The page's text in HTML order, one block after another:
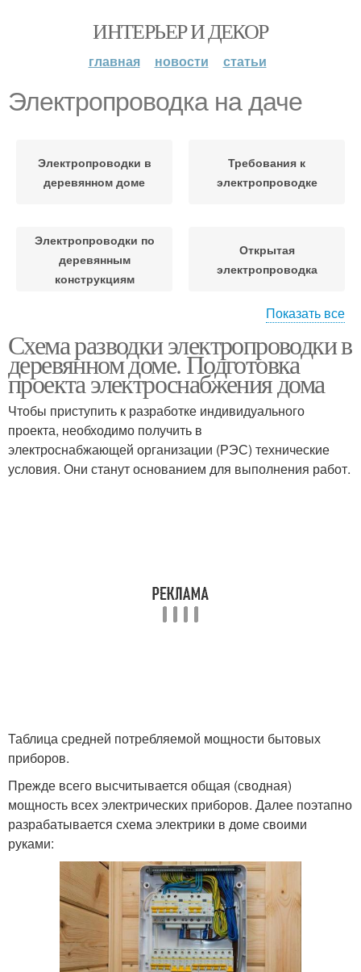
ИНТЕРЬЕР И ДЕКОР
главная новости статьи
Электропроводка на даче
Электропроводки в
деревянном доме
Требования к
электропроводке
Электропроводки по
деревянным
конструкциям
Открытая
электропроводка
деревянном доме
электропроводки
Электропроводки в
кабель-каналах
электропроводка
Показать все
Схема разводки электропроводки в
деревянном доме. Подготовка
проекта электроснабжения дома
Чтобы приступить к разработке индивидуального
проекта, необходимо получить в
электроснабжающей организации (РЭС) технические
условия. Они станут основанием для выполнения работ.
Таблица средней потребляемой мощности бытовых
приборов.
Прежде всего высчитывается общая (сводная)
мощность всех электрических приборов. Далее поэтапно
разрабатывается схема электрики в доме своими
руками: